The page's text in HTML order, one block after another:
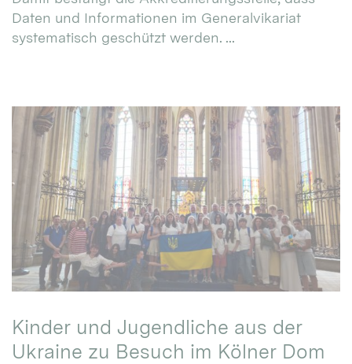
Daten und Informationen im Generalvikariat
systematisch geschützt werden. ...
Kinder und Jugendliche aus der
Ukraine zu Besuch im Kölner Dom